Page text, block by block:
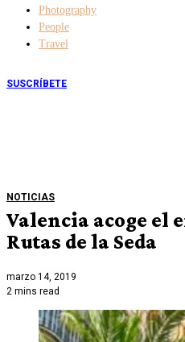
Photography
People
Travel
SUSCRÍBETE
NOTICIAS
Valencia acoge el
Rutas de la Seda
marzo 14, 2019
2 mins read